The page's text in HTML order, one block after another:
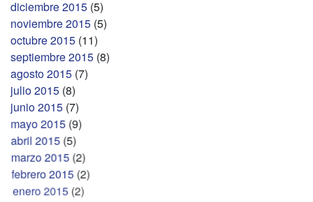
diciembre 2015 (5)
noviembre 2015 (5)
octubre 2015 (11)
septiembre 2015 (8)
agosto 2015 (7)
julio 2015 (8)
junio 2015 (7)
mayo 2015 (9)
abril 2015 (5)
marzo 2015 (2)
febrero 2015(2)
enero 2015(2)